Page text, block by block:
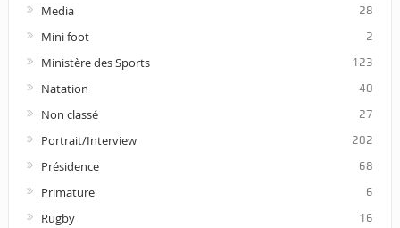
Media 28
Mini foot 2
Ministère des Sports 123
Natation 40
Non classé 27
Portrait/Interview 202
Présidence 68
Primature 6
Rugby 16